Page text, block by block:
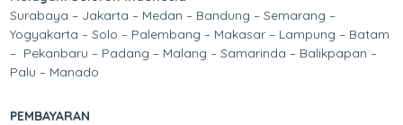
Surabaya – Jakarta – Medan – Bandung – Semarang –
Yogyakarta – Solo – Palembang – Makasar – Lampung – Batam
– Pekanbaru – Padang – Malang – Samarinda – Balikpapan –
Palu – Manado
PEMBAYARAN